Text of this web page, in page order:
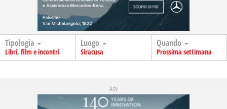
Tipologia
Libri, film e incontri
Luogo
Siracusa
Quando
Prossima settimana
Adv